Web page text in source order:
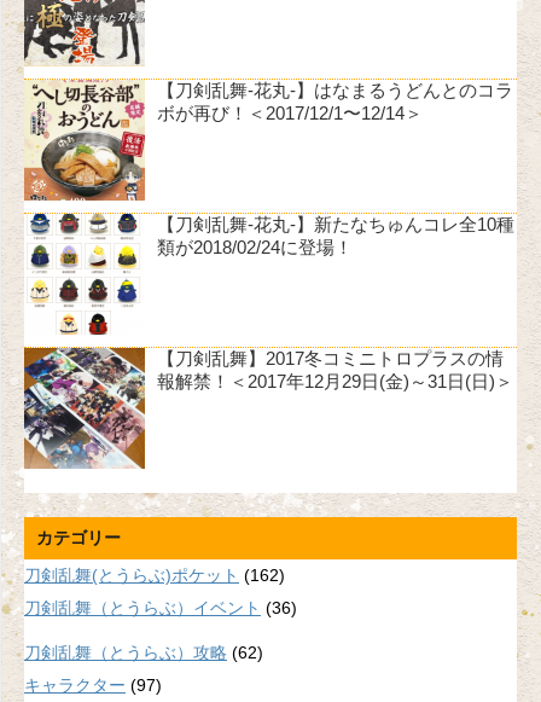
【刀剣乱舞-花丸-】はなまるうどんとのコラ
ボが再び！＜2017/12/1〜12/14＞
【刀剣乱舞-花丸-】新たなちゅんコレ全10種
類が2018/02/24に登場！
【刀剣乱舞】2017冬コミニトロプラスの情
報解禁！＜2017年12月29日(金)～31日(日)＞
カテゴリー
刀剣乱舞(とうらぶ)ポケット (162)
刀剣乱舞（とうらぶ）イベント (36)
刀剣乱舞（とうらぶ）攻略 (62)
キャラクター (97)